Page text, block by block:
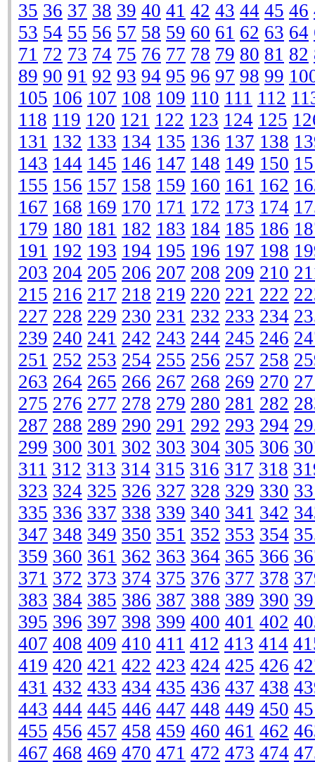
35 36 37 38 39 40 41 42 43 44 45 46
53 54 55 56 57 58 59 60 61 62 63 64
71 72 73 74 75 76 77 78 79 80 81 82
89 90 91 92 93 94 95 96 97 98 99
105 106 107 108 109 110 111 112
118 119 120 121 122 123 124 125
131 132 133 134 135 136 137 138
143 144 145 146 147 148 149 150
155 156 157 158 159 160 161 162
167 168 169 170 171 172 173 174
179 180 181 182 183 184 185 186
191 192 193 194 195 196 197 198
203 204 205 206 207 208 209 210
215 216 217 218 219 220 221 222
227 228 229 230 231 232 233 234
239 240 241 242 243 244 245 246
251 252 253 254 255 256 257 258
263 264 265 266 267 268 269 270
275 276 277 278 279 280 281 282
287 288 289 290 291 292 293 294
299 300 301 302 303 304 305 306
311 312 313 314 315 316 317 318
323 324 325 326 327 328 329 330
335 336 337 338 339 340 341 342
347 348 349 350 351 352 353 354
359 360 361 362 363 364 365 366
371 372 373 374 375 376 377 378
383 384 385 386 387 388 389 390
395 396 397 398 399 400 401 402
407 408 409 410 411 412 413 414
419 420 421 422 423 424 425 426
431 432 433 434 435 436 437 438
443 444 445 446 447 448 449 450
455 456 457 458 459 460 461 462
467 468 469 470 471 472 473 474